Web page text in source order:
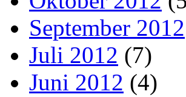
September 2012
Juli 2012 (7)
Juni 2012 (4)